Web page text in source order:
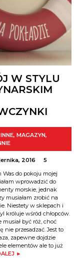
W STYLU
INNE, MAGAZYN,
2016
5
Was do pokoju mojej
wprowadzić do
morskie, jednak
musiałam zrobić na
Niestety w sklepach i
króluje wśród chłopców.
musiał być róż, choć
nie przesadzać. Jest to
zapewne dojdzie
elementów ale to już
►